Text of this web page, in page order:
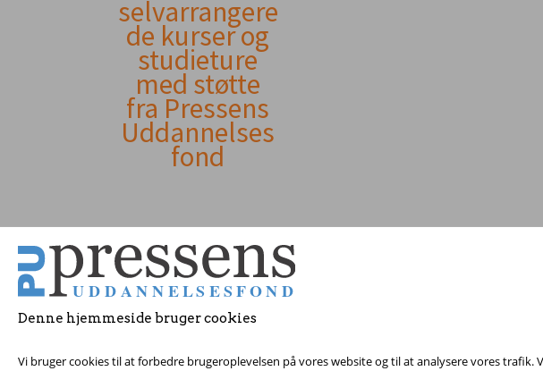
Denne hjemmeside bruger cookies
Vi bruger cookies til at forbedre brugeroplevelsen på vores website og til at analysere vores
selvarrangere
de kurser og
studieture
med støtte
fra Pressens
Uddannelses
fond